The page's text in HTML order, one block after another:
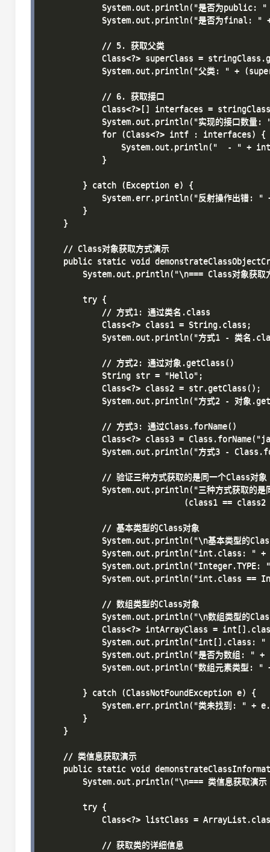
System.out.println("是否为public:
System.out.println("是否为final: "
            // 5. 获取父类
Class<?> superClass =
System.out.println("父类: " +
            // 6. 获取接口
Class<?>[] interfaces =
System.out.println("实现的接口数量:
            for (Class<?> intf : interfaces) {
System.out.println("  - " +
            }
        } catch (Exception e) {
System.err.println("反射操作出错: "
        }
    }
    // Class对象获取方式演示
public static void
System.out.println("\n=== Class对象获取
        try {
            // 方式1: 通过类名.class
            Class<?> class1 = String.class;
System.out.println("方式1 - 类名
            // 方式2: 通过对象.getClass()
            String str = "Hello";
            Class<?> class2 = str.getClass();
System.out.println("方式2 - 对象
            // 方式3: 通过Class.forName()
Class<?> class3 =
System.out.println("方式3 -
            // 验证三种方式获取的是同一个Class对象
System.out.println("三种方式获取的
(class1 == class2
            // 基本类型的Class对象
System.out.println("\n基本类型的
System.out.println("int.class: " +
System.out.println("Integer.TYPE:
System.out.println("int.class ==
            // 数组类型的Class对象
System.out.println("\n数组类型的
Class<?> intArrayClass =
System.out.println("int[].class:
System.out.println("是否为数组: "
System.out.println("数组元素类型:
        } catch (ClassNotFoundException e) {
System.err.println("类未找到: " +
        }
    }
    // 类信息获取演示
public static void
System.out.println("\n=== 类信息获取演
        try {
Class<?> listClass =
            // 获取类的详细信息